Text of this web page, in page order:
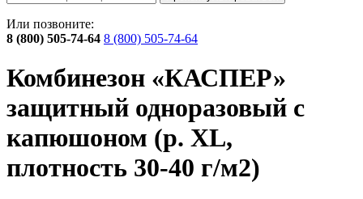
Или позвоните:
8 (800) 505-74-64 8 (800) 505-74-64
Комбинезон «КАСПЕР»
защитный одноразовый с
капюшоном (р. XL,
плотность 30-40 г/м2)